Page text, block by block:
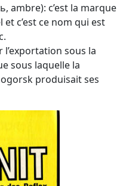
ambre): c’est la marque
c’est ce nom qui est
sous la
sous laquelle la
produisait ses